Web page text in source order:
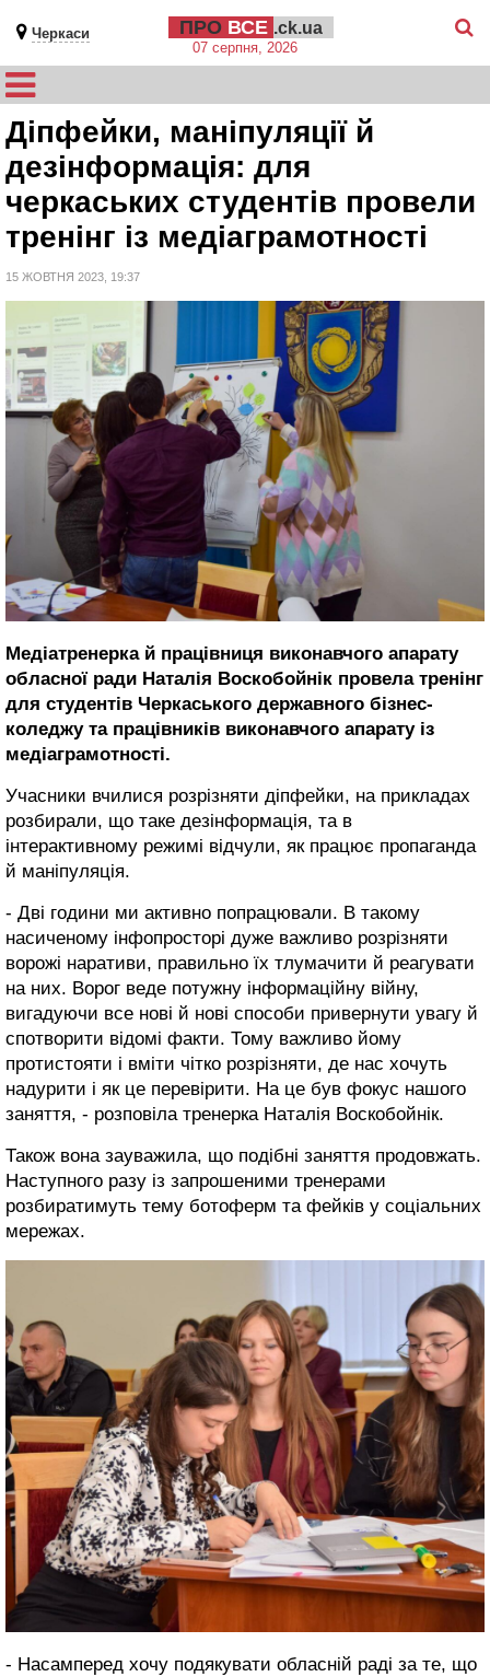
Черкаси ПРО ВСЕ .ck.ua
07 серпня, 2026
Діпфейки, маніпуляції й
дезінформація: для
черкаських студентів провели
тренінг із медіаграмотності
15 ЖОВТНЯ 2023, 19:37
Медіатренерка й працівниця виконавчого апарату
обласної ради Наталія Воскобойнік провела тренінг
для студентів Черкаського державного бізнес-
коледжу та працівників виконавчого апарату із
медіаграмотності.
Учасники вчилися розрізняти діпфейки, на прикладах
розбирали, що таке дезінформація, та в
інтерактивному режимі відчули, як працює пропаганда
й маніпуляція.
- Дві години ми активно попрацювали. В такому
насиченому інфопросторі дуже важливо розрізняти
ворожі наративи, правильно їх тлумачити й реагувати
на них. Ворог веде потужну інформаційну війну,
вигадуючи все нові й нові способи привернути увагу й
спотворити відомі факти. Тому важливо йому
протистояти і вміти чітко розрізняти, де нас хочуть
надурити і як це перевірити. На це був фокус нашого
заняття, - розповіла тренерка Наталія Воскобойнік.
Також вона зауважила, що подібні заняття продовжать.
Наступного разу із запрошеними тренерами
розбиратимуть тему ботоферм та фейків у соціальних
мережах.
- Насамперед хочу подякувати обласній раді за те, що